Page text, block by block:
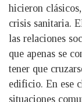
hicieron
crisis sanitaria.
las relaciones
que apenas se
tener que
edificio. En ese
situaciones